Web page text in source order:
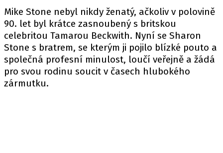
Mike Stone nebyl nikdy ženatý, ačkoliv v polovině
90. let byl krátce zasnoubený s britskou
celebritou Tamarou Beckwith. Nyní se Sharon
Stone s bratrem, se kterým ji pojilo blízké pouto a
společná profesní minulost, loučí veřejně a žádá
pro svou rodinu soucit v časech hlubokého
zármutku.